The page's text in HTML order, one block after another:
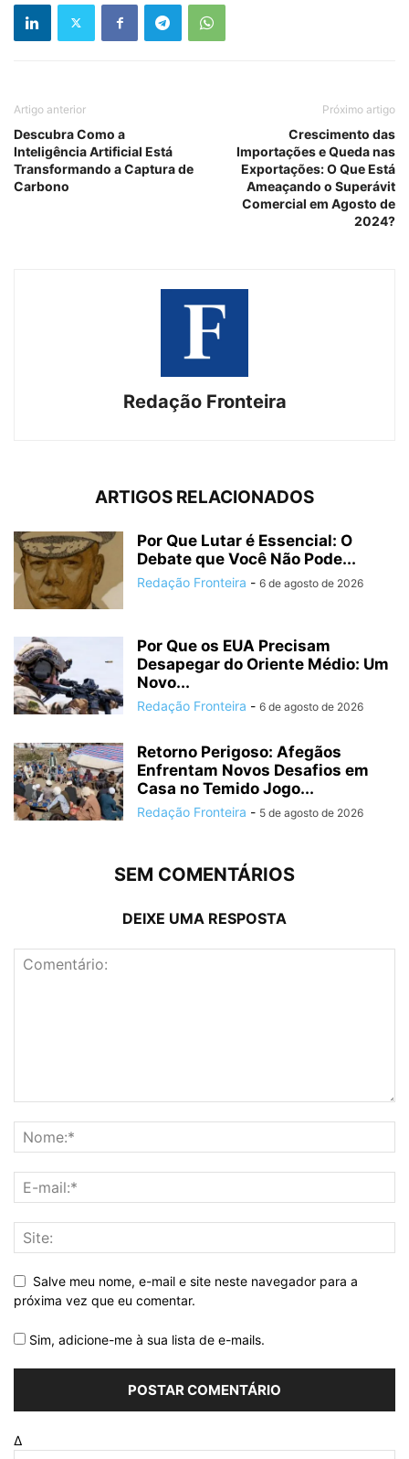
Artigo anterior
Descubra Como a
Inteligência Artificial Está
Transformando a Captura de
Carbono
Próximo artigo
Crescimento das
Importações e Queda nas
Exportações: O Que Está
Ameaçando o Superávit
Comercial em Agosto de
2024?
Redação Fronteira
ARTIGOS RELACIONADOS
Por Que Lutar é Essencial: O
Debate que Você Não Pode...
Redação Fronteira - 6 de agosto de 2026
Por Que os EUA Precisam
Desapegar do Oriente Médio: Um
Novo...
Redação Fronteira - 6 de agosto de 2026
Retorno Perigoso: Afegãos
Enfrentam Novos Desafios em
Casa no Temido Jogo...
Redação Fronteira - 5 de agosto de 2026
SEM COMENTÁRIOS
DEIXE UMA RESPOSTA
Salve meu nome, e-mail e site neste navegador para a
próxima vez que eu comentar.
Sim, adicione-me à sua lista de e-mails.
Δ